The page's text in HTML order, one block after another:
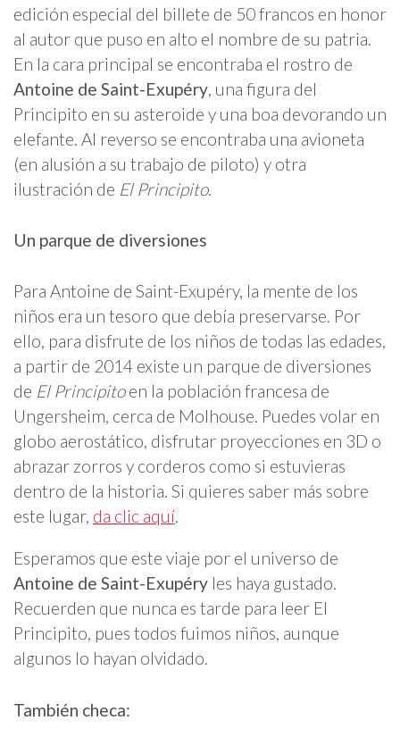
edición especial del billete de 50 francos en honor
al autor que puso en alto el nombre de su patria.
En la cara principal se encontraba el rostro de
Antoine de Saint-Exupéry, una figura del
Principito en su asteroide y una boa devorando un
elefante. Al reverso se encontraba una avioneta
(en alusión a su trabajo de piloto) y otra
ilustración de El Principito.
Un parque de diversiones
Para Antoine de Saint-Exupéry, la mente de los
niños era un tesoro que debía preservarse. Por
ello, para disfrute de los niños de todas las edades,
a partir de 2014 existe un parque de diversiones
de El Principitoen la población francesa de
Ungersheim, cerca de Molhouse. Puedes volar en
globo aerostático, disfrutar proyecciones en 3D o
abrazar zorros y corderos como si estuvieras
dentro de la historia. Si quieres saber más sobre
este lugar, da clic aquí.
Esperamos que este viaje por el universo de
Antoine de Saint-Exupéry les haya gustado.
Recuerden que nunca es tarde para leer El
Principito, pues todos fuimos niños, aunque
algunos lo hayan olvidado.
También checa: